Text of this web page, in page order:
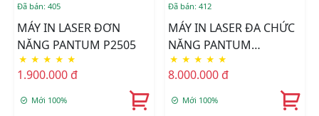
Đã bán: 405
MÁY IN LASER ĐƠN
NĂNG PANTUM P2505
★ ★ ★ ★ ★
1.900.000 đ
Mới 100%
Đã bán: 412
MÁY IN LASER ĐA CHỨC
NĂNG PANTUM
BM5100ADN
★ ★ ★ ★ ★
8.000.000 đ
Mới 100%